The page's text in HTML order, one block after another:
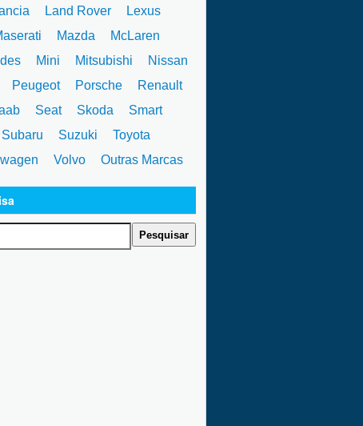
Land Rover
Lexus
Mazda
McLaren
Mini Mitsubishi
Nissan
Peugeot Porsche
Renault
Seat Skoda
Smart
Subaru
Suzuki
Toyota
Volvo Outras Marcas